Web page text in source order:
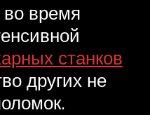
время
станков
других не